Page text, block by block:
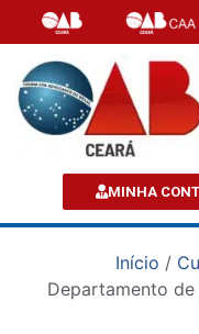
MINHA
Início /
Departamento